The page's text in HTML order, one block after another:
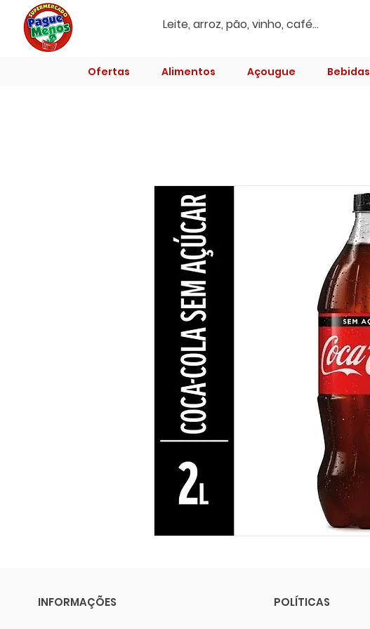
Ofertas Alimentos Açougue Bebidas
INFORMAÇÕES POLÍTICAS